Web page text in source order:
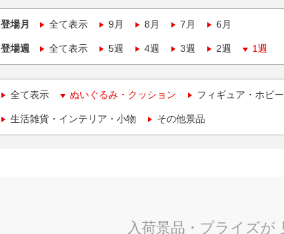
登場月 全て表示 9月 8月 7月 6月
登場週 全て表示 5週 4週 3週 2週 1週
全て表示 ぬいぐるみ・クッション フィギュア・ホビー
生活雑貨・インテリア・小物 その他景品